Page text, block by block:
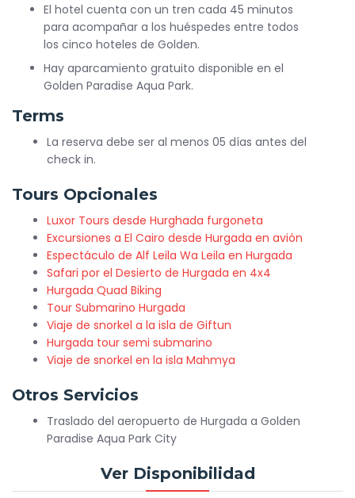
El hotel cuenta con un tren cada 45 minutos
para acompañar a los huéspedes entre todos
los cinco hoteles de Golden.
Hay aparcamiento gratuito disponible en el
Golden Paradise Aqua Park.
Terms
La reserva debe ser al menos 05 días antes del
check in.
Tours Opcionales
Luxor Tours desde Hurghada furgoneta
Excursiones a El Cairo desde Hurgada en avión
Espectáculo de Alf Leila Wa Leila en Hurgada
Safari por el Desierto de Hurgada en 4x4
Hurgada Quad Biking
Tour Submarino Hurgada
Viaje de snorkel a la isla de Giftun
Hurgada tour semi submarino
Viaje de snorkel en la isla Mahmya
Otros Servicios
Traslado del aeropuerto de Hurgada a Golden
Paradise Aqua Park City
Ver Disponibilidad